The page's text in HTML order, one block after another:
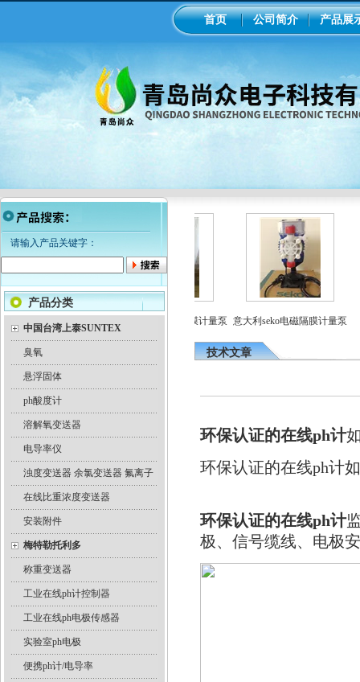
首页 公司简介 产品展
请输入产品关键字：
产品分类
中国台湾上泰SUNTEX
臭氧
悬浮固体
ph酸度计
溶解氧变送器
电导率仪
浊度变送器 余氯变送器 氟离子
在线比重浓度变送器
安装附件
梅特勒托利多
称重变送器
工业在线ph计控制器
工业在线ph电极传感器
实验室ph电极
便携ph计/电导率
在线ph/orp计变送器 美国米顿罗机械隔膜计量泵 意大利seko电磁隔膜计量泵
技术文章
环保认证的在线ph计
环保认证的在线ph计
环保认证的在线ph计
极、信号缆线、电极